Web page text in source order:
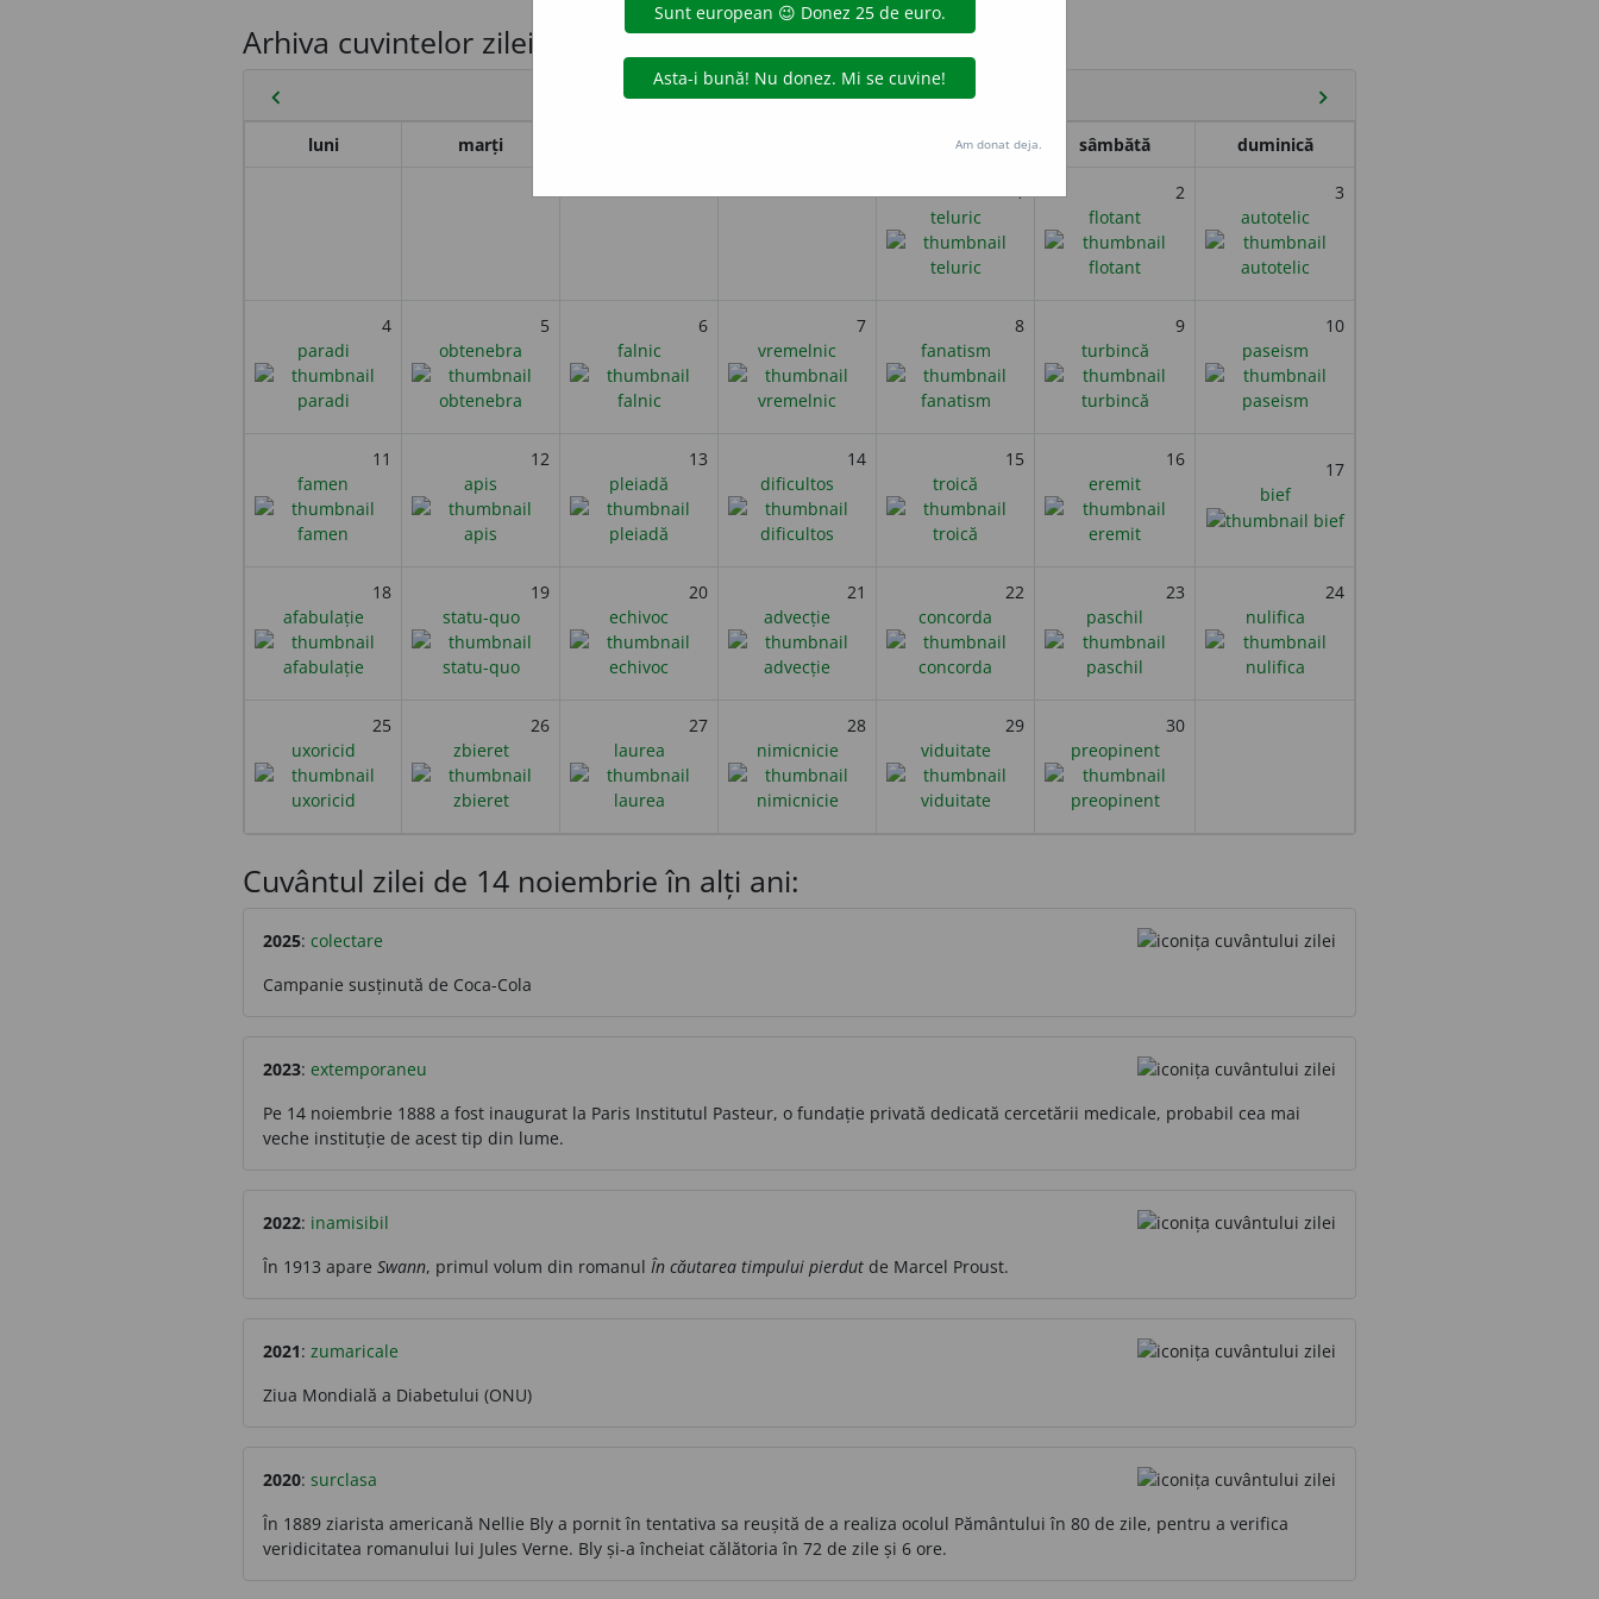
Arhiva cuvintelor zilei
chevron_left Noiembrie 2024 chevron_right
luni marți vineri sâmbătă duminică
1
teluric
2
flotant
3
autotelic
4
paradi
5
obtenebra
6
falnic
7
vremelnic
8
fanatism
9
turbincă
10
paseism
11
famen
12
apis
13
pleiadă
14
dificultos
15
troică
16
eremit
17
bief
18
afabulație
19
statu-quo
20
echivoc
21
advecție
22
concorda
23
paschil
24
nulifica
25
uxoricid
26
zbieret
27
laurea
28
nimicnicie
29
viduitate
30
preopinent
Cuvântul zilei de 14 noiembrie în alți ani:
2025: colectare
Campanie susținută de Coca-Cola
2023: extemporaneu
Pe 14 noiembrie 1888 a fost inaugurat la Paris Institutul Pasteur, o fundație privată dedicată cercetării medicale, probabil cea mai
veche instituție de acest tip din lume.
2022: inamisibil
În 1913 apare Swann, primul volum din romanul În căutarea timpului pierdut de Marcel Proust.
2021: zumaricale
Ziua Mondială a Diabetului (ONU)
2020: surclasa
În 1889 ziarista americană Nellie Bly a pornit în tentativa sa reușită de a realiza ocolul Pământului în 80 de zile, pentru a verifica
veridicitatea romanului lui Jules Verne. Bly și-a încheiat călătoria în 72 de zile și 6 ore.
Am donat deja.